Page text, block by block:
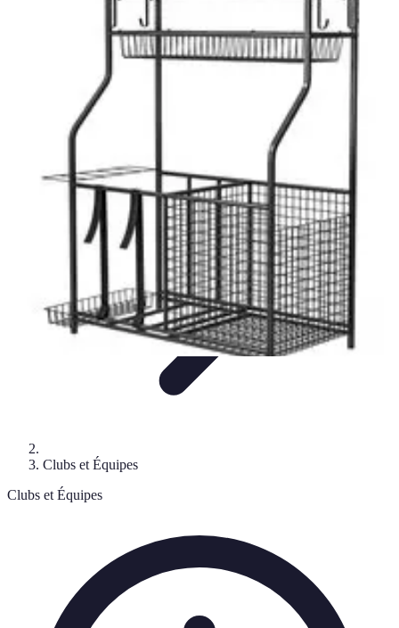
Rejoindre un ClubGestion de ClubCréation et Gestion de
Formation d'ÉquipeCoaching et Équipe
Club de Basket
Clubs et Équipes
Clubs et Équipes